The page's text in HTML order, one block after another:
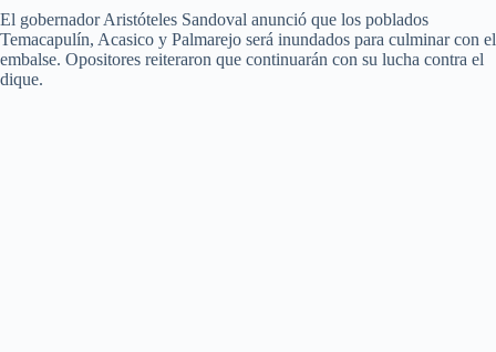
El gobernador Aristóteles Sandoval anunció que los poblados
Temacapulín, Acasico y Palmarejo será inundados para culminar con el
embalse. Opositores reiteraron que continuarán con su lucha contra el
dique.